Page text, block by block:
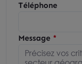
Téléphone
Message